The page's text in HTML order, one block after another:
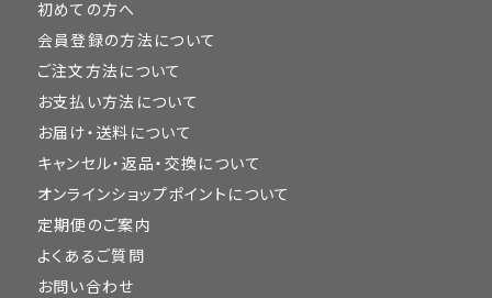
初めての方へ
会員登録の方法について
ご注文方法について
お支払い方法について
お届け・送料について
キャンセル・返品・交換について
オンラインショップポイントについて
定期便のご案内
よくあるご質問
お問い合わせ